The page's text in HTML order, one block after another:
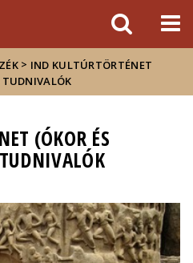
> IND KULTÚRTÖRTÉNET
TUDNIVALÓK
(ÓKOR ÉS